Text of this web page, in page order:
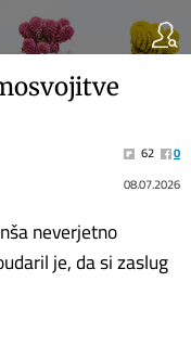
62
0
08.07.2026
neverjetno
je, da si zaslug